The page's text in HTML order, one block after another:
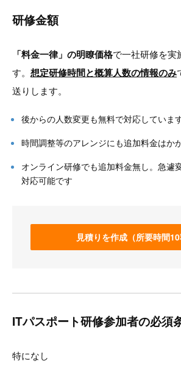
研修金額
「料金一律」の明瞭価格で一社研修を実
す。 想定研修時間と概算人数の情報のみ
送りします。
後からの人数変更も無料で対応していま
時間調整等のアレンジにも追加料金はか
オンライン研修でも追加料金無し。急遽
対応可能です
見積りを作成（所要時間10
ITパスポート研修参加者の必須
特になし